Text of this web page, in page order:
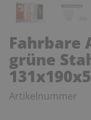
Fahrbare
grüne
Artikelnummer